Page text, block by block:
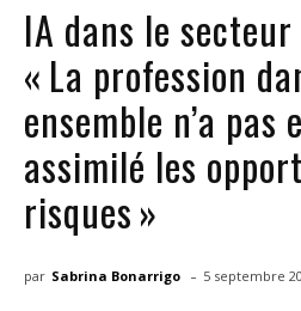
IA dans le
« La profession
ensemble n’a pas
assimilé les
risques »
par Sabrina Bonarrigo - 5 septembre